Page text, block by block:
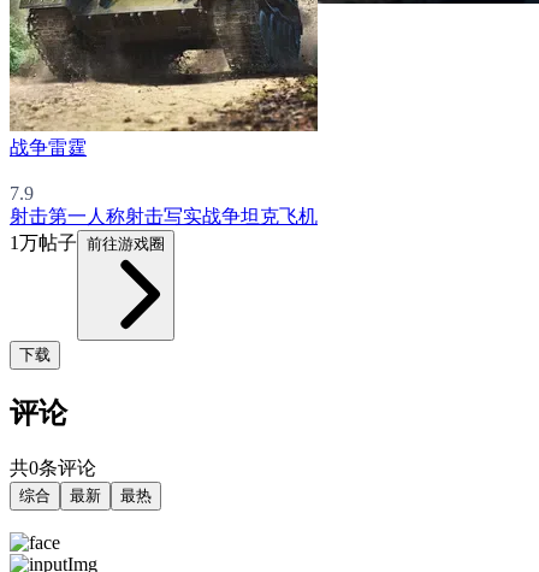
战争雷霆
7.9
射击第一人称射击写实战争坦克飞机
1万帖子 前往游戏圈
下载
评论
共0条评论
综合 最新 最热